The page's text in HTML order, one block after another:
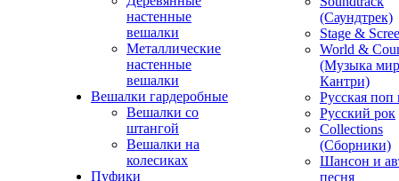
настенные
вешалки
Металлические
настенные
вешалки
Вешалки гардеробные
Вешалки со
штангой
Вешалки на
колесиках
Пуфики
(Саундтрек)
Stage &
World &
(Музыка
Кантри)
Русская поп
Русский рок
Сollections
(Сборники)
Шансон и
песня